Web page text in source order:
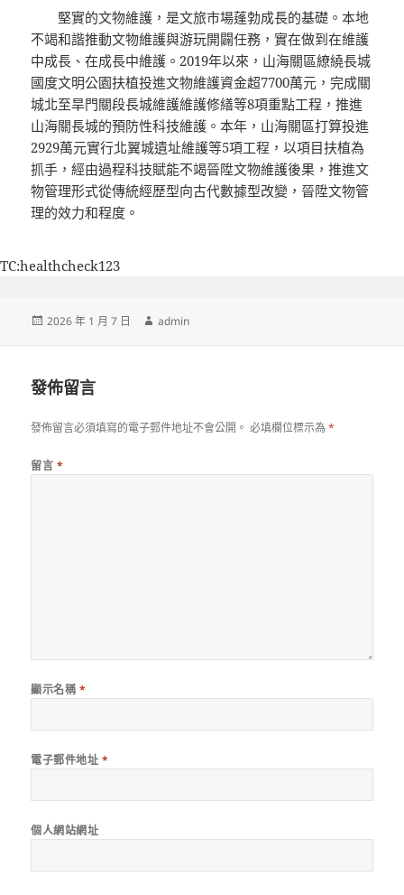
堅實的文物維護，是文旅市場蓬勃成長的基礎。本地
不竭和諧推動文物維護與游玩開闢任務，實在做到在維護
中成長、在成長中維護。2019年以來，山海關區繚繞長城
國度文明公園扶植投進文物維護資金超7700萬元，完成關
城北至旱門關段長城維護維護修繕等8項重點工程，推進
山海關長城的預防性科技維護。本年，山海關區打算投進
2929萬元實行北翼城遺址維護等5項工程，以項目扶植為
抓手，經由過程科技賦能不竭晉陞文物維護後果，推進文
物管理形式從傳統經歷型向古代數據型改變，晉陞文物管
理的效力和程度。
TC:healthcheck123
發
2026 年 1 月 7 日
作
admin
發佈留言
發佈留言必須填寫的電子郵件地址不會公開。 必填欄位標示為*
留言 *
顯示名稱 *
電子郵件地址 *
個人網站網址